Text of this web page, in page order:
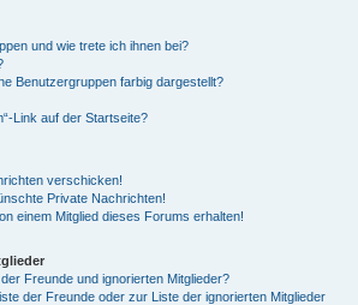
und wie trete ich ihnen bei?
Benutzergruppen farbig dargestellt?
Link auf der Startseite?
verschicken!
Private Nachrichten!
einem Mitglied dieses Forums erhalten!
Freunde und ignorierten Mitglieder?
der Freunde oder zur Liste der ignorierten Mitglieder